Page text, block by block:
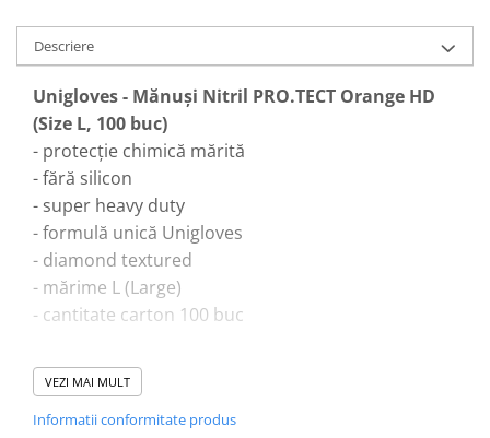
Descriere
Unigloves - Mănuşi Nitril PRO.TECT Orange HD
(Size L, 100 buc)
- protecţie chimică mărită
- fără silicon
- super heavy duty
- formulă unică Unigloves
- diamond textured
- mărime L (Large)
- cantitate carton 100 buc
Generalităţi:
• Powder-free Nitrile
• Fără silicon
VEZI MAI MULT
Informatii conformitate produs